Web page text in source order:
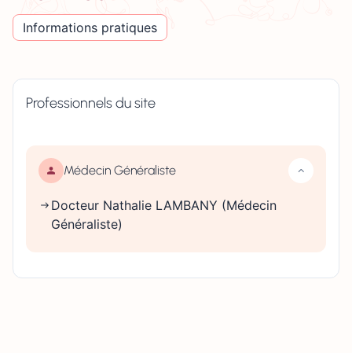
Informations pratiques
Professionnels du site
Médecin Généraliste
Docteur Nathalie LAMBANY (Médecin
Généraliste)